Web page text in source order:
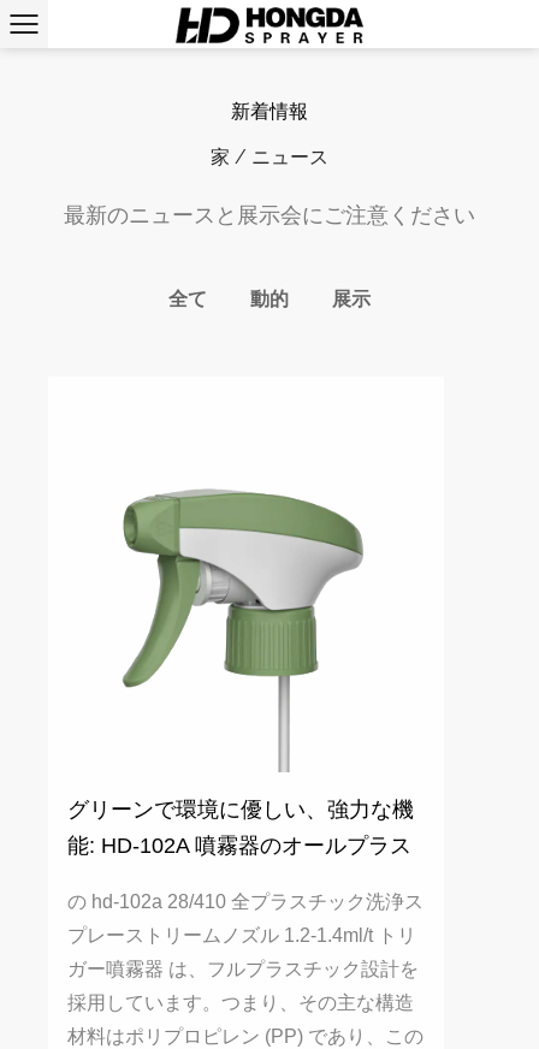
新着情報
家 / ニュース
最新のニュースと展示会にご注意ください
全て 動的 展示
グリーンで環境に優しい、強力な機
能: HD-102A 噴霧器のオールプラス
の hd-102a 28/410 全プラスチック洗浄ス
プレーストリームノズル 1.2-1.4ml/t トリ
ガー噴霧器 は、フルプラスチック設計を
採用しています。つまり、その主な構造
材料はポリプロピレン (PP) であり、この